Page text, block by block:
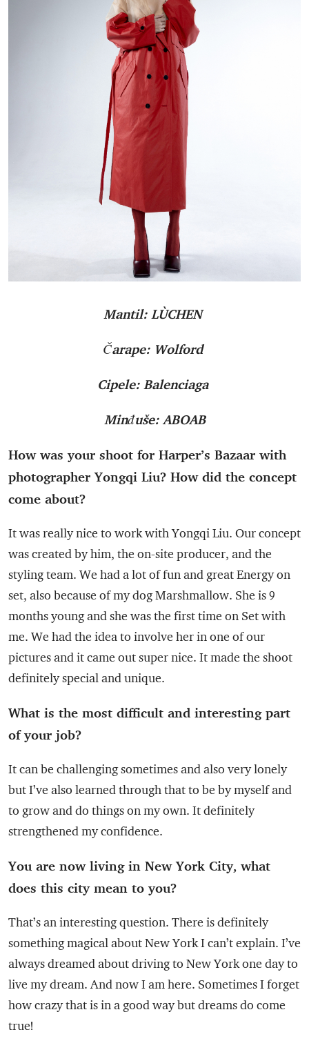
Mantil: LÙCHEN
Čarape: Wolford
Cipele: Balenciaga
Minđuše: ABOAB
How was your shoot for Harper’s Bazaar with
photographer Yongqi Liu? How did the concept
come about?
It was really nice to work with Yongqi Liu. Our concept
was created by him, the on-site producer, and the
styling team. We had a lot of fun and great Energy on
set, also because of my dog Marshmallow. She is 9
months young and she was the first time on Set with
me. We had the idea to involve her in one of our
pictures and it came out super nice. It made the shoot
definitely special and unique.
What is the most difficult and interesting part
of your job?
It can be challenging sometimes and also very lonely
but I’ve also learned through that to be by myself and
to grow and do things on my own. It definitely
strengthened my confidence.
You are now living in New York City, what
does this city mean to you?
That’s an interesting question. There is definitely
something magical about New York I can’t explain. I’ve
always dreamed about driving to New York one day to
live my dream. And now I am here. Sometimes I forget
how crazy that is in a good way but dreams do come
true!